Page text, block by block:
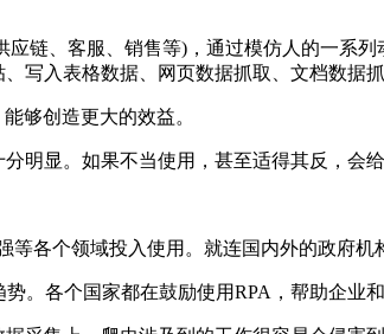
链、客服、销售等)，通过模仿人的一系
写入表格数据、网页数据抓取、文档数据
够创造更大的效益。
明显。如果不当使用，甚至适得其反，会
各个领域投入使用。就连国内外的政府机
。各个国家都在鼓励使用RPA，帮助企业